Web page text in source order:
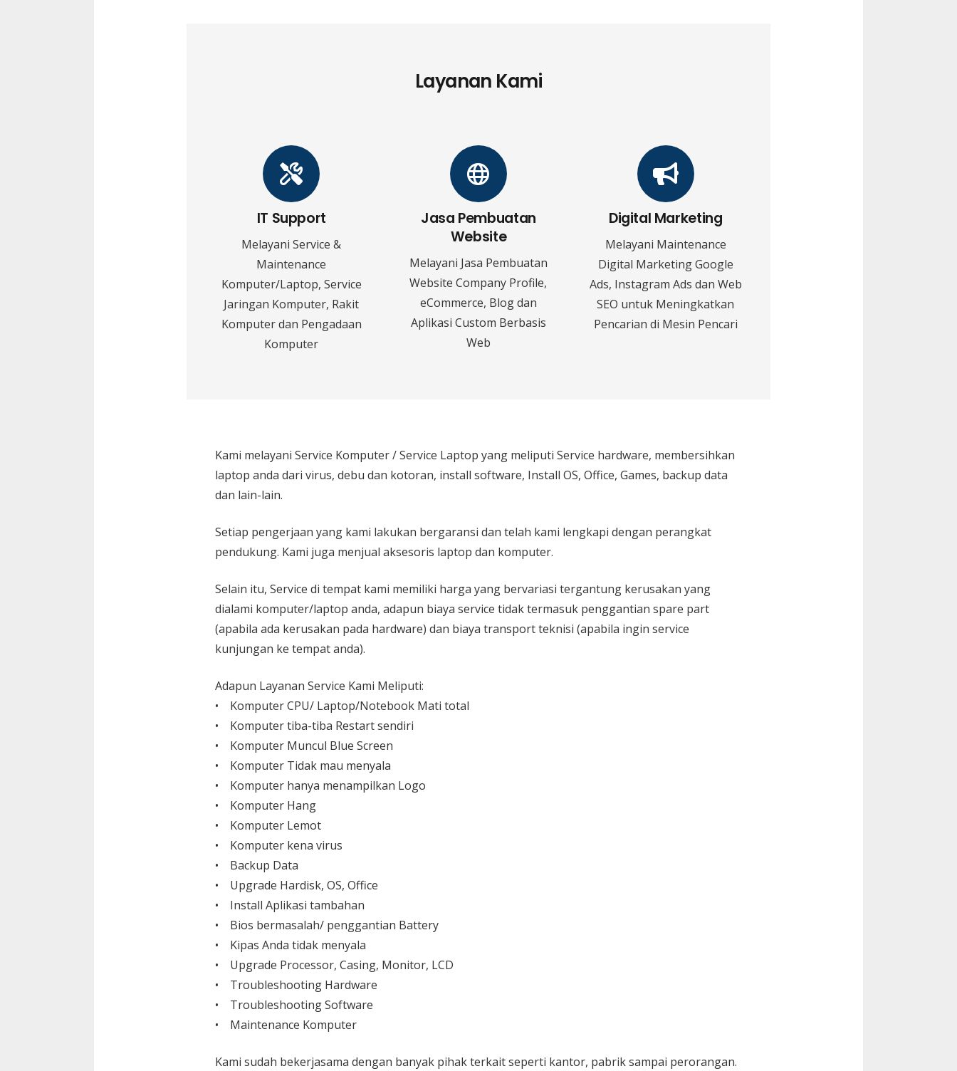
Layanan Kami
IT Support
Melayani Service &
Maintenance
Komputer/Laptop, Service
Jaringan Komputer, Rakit
Komputer dan Pengadaan
Komputer
Jasa Pembuatan
Website
Melayani Jasa Pembuatan
Website Company Profile,
eCommerce, Blog dan
Aplikasi Custom Berbasis
Web
Digital Marketing
Melayani Maintenance
Digital Marketing Google
Ads, Instagram Ads dan Web
SEO untuk Meningkatkan
Pencarian di Mesin Pencari
Kami melayani Service Komputer / Service Laptop yang meliputi Service hardware, membersihkan
laptop anda dari virus, debu dan kotoran, install software, Install OS, Office, Games, backup data
dan lain-lain.
Setiap pengerjaan yang kami lakukan bergaransi dan telah kami lengkapi dengan perangkat
pendukung. Kami juga menjual aksesoris laptop dan komputer.
Selain itu, Service di tempat kami memiliki harga yang bervariasi tergantung kerusakan yang
dialami komputer/laptop anda, adapun biaya service tidak termasuk penggantian spare part
(apabila ada kerusakan pada hardware) dan biaya transport teknisi (apabila ingin service
kunjungan ke tempat anda).
Adapun Layanan Service Kami Meliputi:
• Komputer CPU/ Laptop/Notebook Mati total
• Komputer tiba-tiba Restart sendiri
• Komputer Muncul Blue Screen
• Komputer Tidak mau menyala
• Komputer hanya menampilkan Logo
• Komputer Hang
• Komputer Lemot
• Komputer kena virus
• Backup Data
• Upgrade Hardisk, OS, Office
• Install Aplikasi tambahan
• Bios bermasalah/ penggantian Battery
• Kipas Anda tidak menyala
• Upgrade Processor, Casing, Monitor, LCD
• Troubleshooting Hardware
• Troubleshooting Software
• Maintenance Komputer
Kami sudah bekerjasama dengan banyak pihak terkait seperti kantor, pabrik sampai perorangan.